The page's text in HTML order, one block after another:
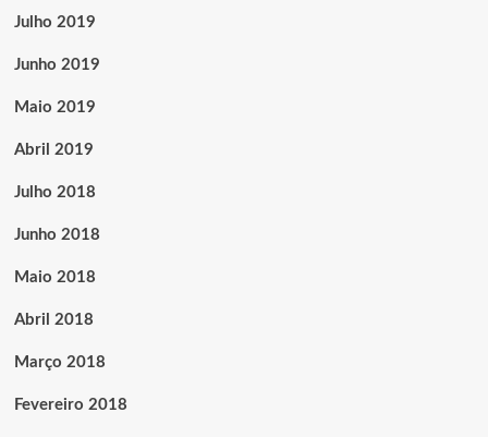
Julho 2019
Junho 2019
Maio 2019
Abril 2019
Julho 2018
Junho 2018
Maio 2018
Abril 2018
Março 2018
Fevereiro 2018